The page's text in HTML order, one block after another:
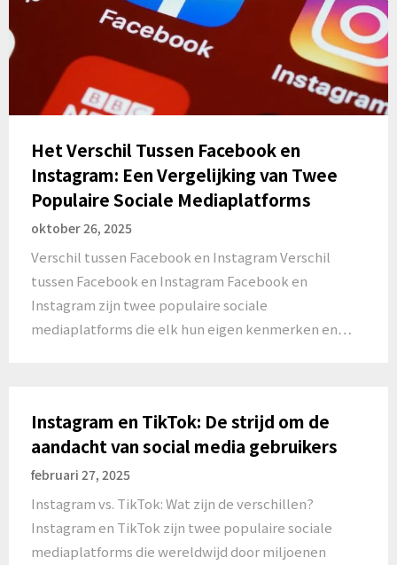
Het Verschil Tussen Facebook en
Instagram: Een Vergelijking van Twee
Populaire Sociale Mediaplatforms
oktober 26, 2025
Verschil tussen Facebook en Instagram Verschil
tussen Facebook en Instagram Facebook en
Instagram zijn twee populaire sociale
mediaplatforms die elk hun eigen kenmerken en…
Instagram en TikTok: De strijd om de
aandacht van social media gebruikers
februari 27, 2025
Instagram vs. TikTok: Wat zijn de verschillen?
Instagram en TikTok zijn twee populaire sociale
mediaplatforms die wereldwijd door miljoenen